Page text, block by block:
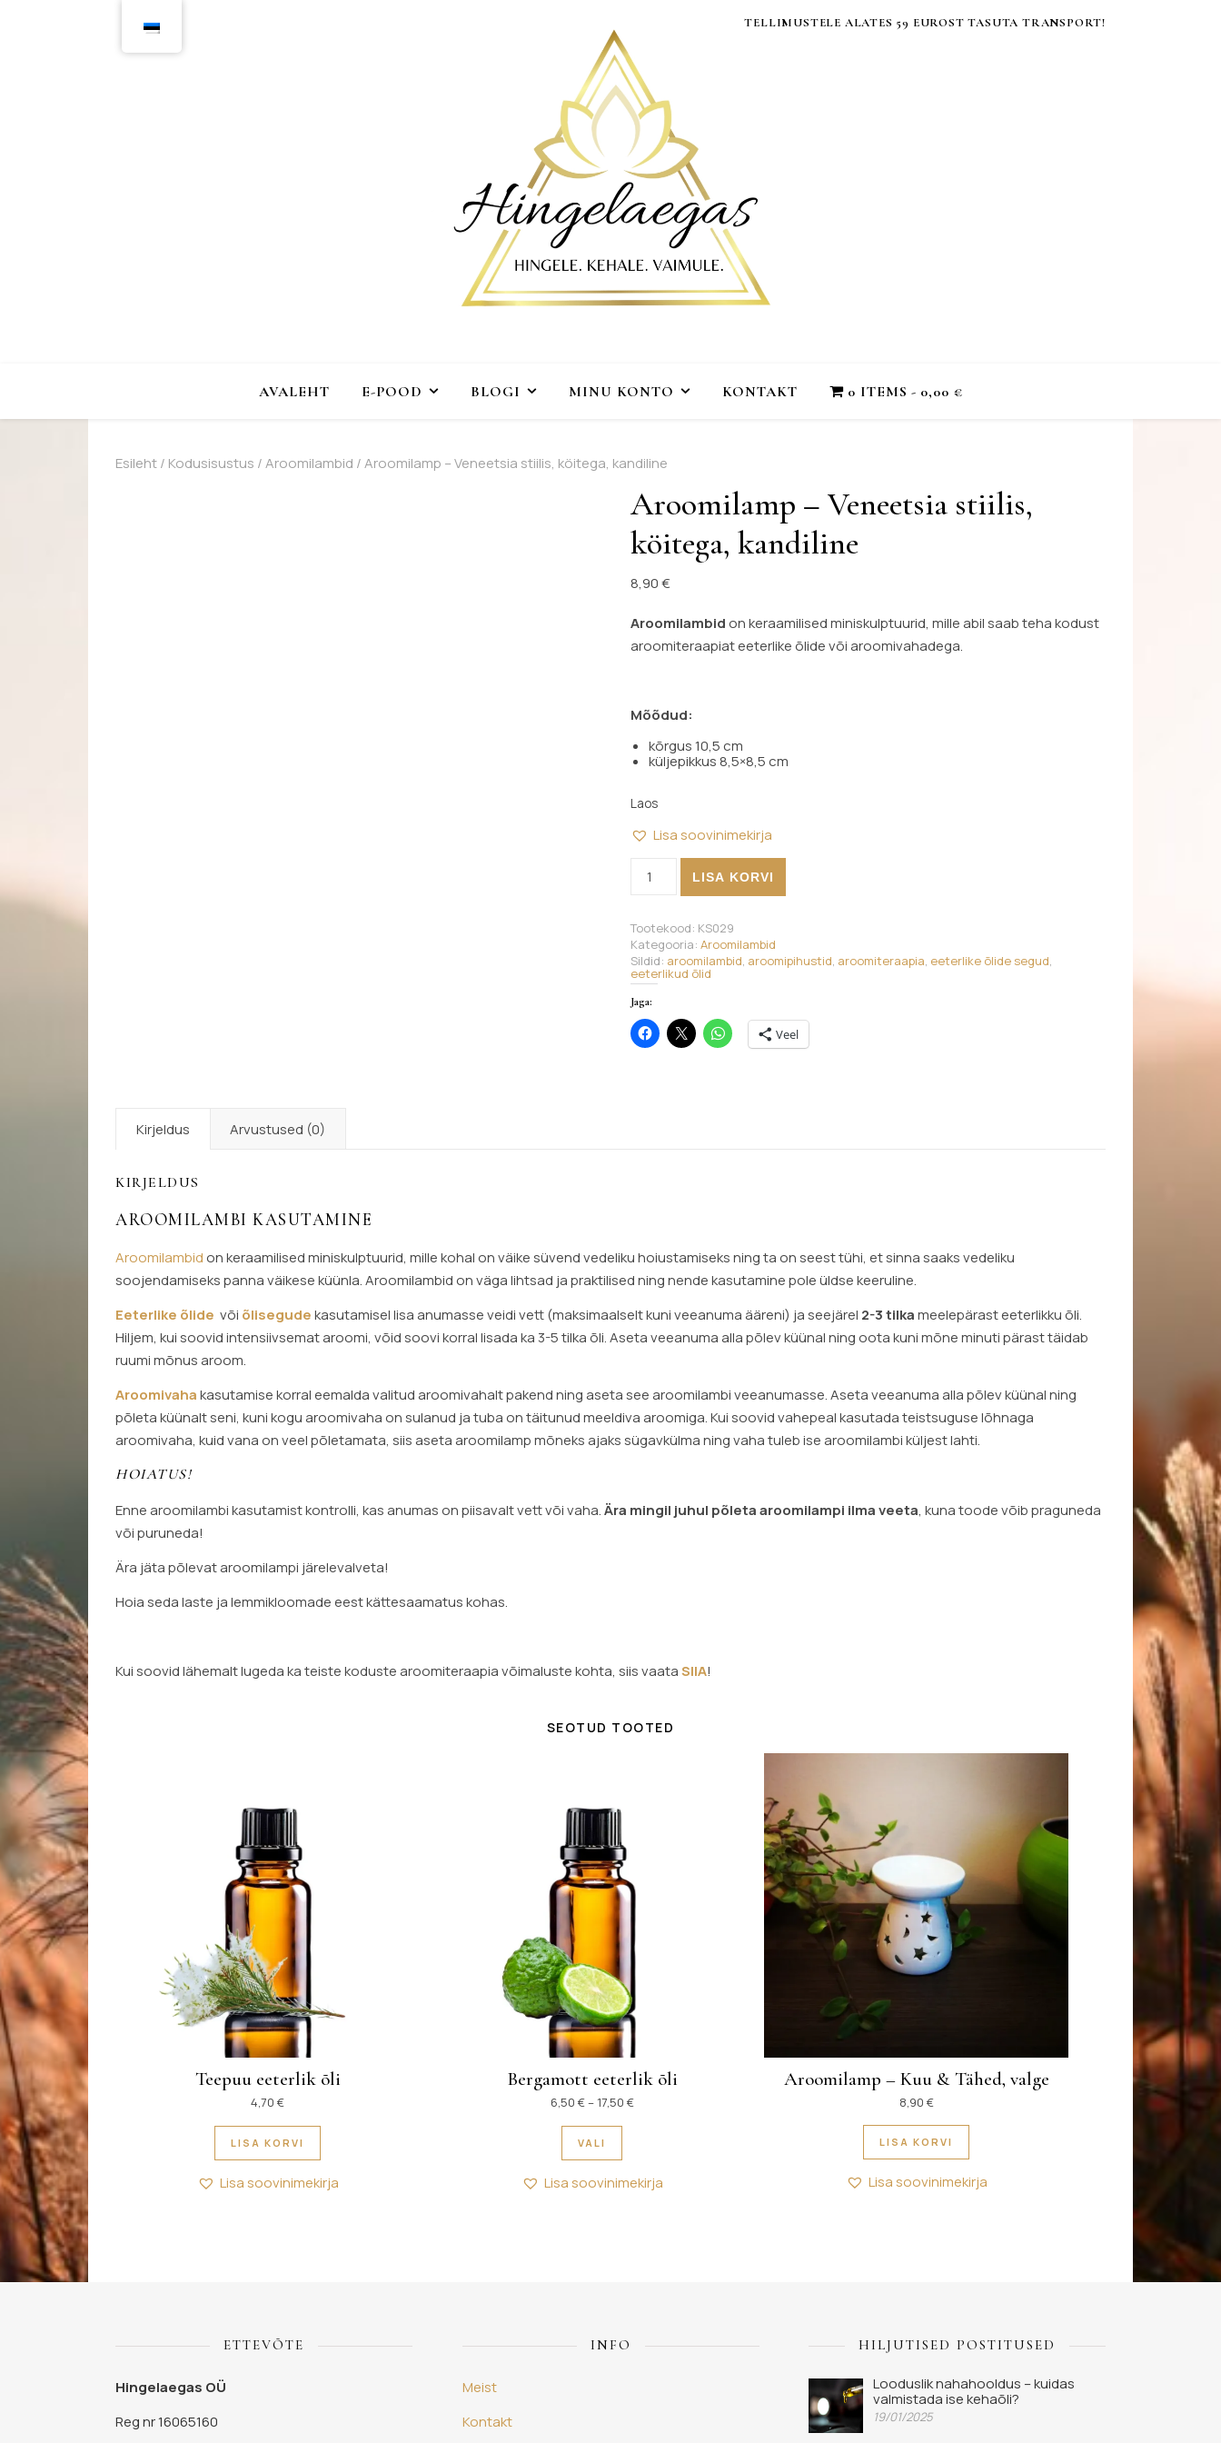
TELLIMUSTELE ALATES 59 EUROST TASUTA TRANSPORT!
AVALEHT E-POOD BLOGI MINU KONTO KONTAKT 0 ITEMS 0,00 €
Esileht/ Kodusisustus /Aroomilambid / Aroomilamp – Veneetsia stiilis, köitega, kandiline
Aroomilamp – Veneetsia stiilis,
köitega, kandiline
8,90€
Aroomilambid on keraamilised miniskulptuurid, mille abil saab teha kodust
aroomiteraapiat eeterlike õlide või aroomivahadega.
Mõõdud:
kõrgus 10,5 cm
küljepikkus 8,5×8,5 cm
Laos
Lisa soovinimekirja
LISA KORVI
Tootekood: KS029
Kategooria: Aroomilambid
Sildid: aroomilambid, aroomipihustid, aroomiteraapia, eeterlike õlide segud,
eeterlikud õlid
Jaga:
Veel
Kirjeldus Arvustused (0)
KIRJELDUS
AROOMILAMBI KASUTAMINE
Aroomilambid on keraamilised miniskulptuurid, mille kohal on väike süvend vedeliku hoiustamiseks ning ta on seest tühi, et sinna saaks vedeliku
soojendamiseks panna väikese küünla. Aroomilambid on väga lihtsad ja praktilised ning nende kasutamine pole üldse keeruline.
Eeterlike õlide või õlisegudekasutamisel lisa anumasse veidi vett (maksimaalselt kuni veeanuma ääreni) ja seejärel 2-3 tilkameelepärast eeterlikku õli.
Hiljem, kui soovid intensiivsemat aroomi, võid soovi korral lisada ka 3-5 tilka õli. Aseta veeanuma alla põlev küünal ning oota kuni mõne minuti pärast täidab
ruumi mõnus aroom.
Aroomivahakasutamise korral eemalda valitud aroomivahalt pakend ning aseta see aroomilambi veeanumasse. Aseta veeanuma alla põlev küünal ning
põleta küünalt seni, kuni kogu aroomivaha on sulanud ja tuba on täitunud meeldiva aroomiga. Kui soovid vahepeal kasutada teistsuguse lõhnaga
aroomivaha, kuid vana on veel põletamata, siis aseta aroomilamp mõneks ajaks sügavkülma ning vaha tuleb ise aroomilambi küljest lahti.
HOIATUS!
Enne aroomilambi kasutamist kontrolli, kas anumas on piisavalt vett või vaha.Ära mingil juhul põleta aroomilampi ilma veeta, kuna toode võib praguneda
või puruneda!
Ära jäta põlevat aroomilampi järelevalveta!
Hoia seda laste ja lemmikloomade eest kättesaamatus kohas.
Kui soovid lähemalt lugeda ka teiste koduste aroomiteraapia võimaluste kohta, siis vaataSIIA!
SEOTUD TOOTED
Teepuu eeterlik õli
4,70€
LISA KORVI
Lisa soovinimekirja
Bergamott eeterlik õli
6,50 €– 17,50 €Hinnavahemik: 6,50 € kuni 17,50 €
VALI
Sellel tootel on mitu varianti. Valikuid saab teha tootelehel.
Lisa soovinimekirja
Aroomilamp – Kuu & Tähed, valge
8,90 €
LISA KORVI
Lisa soovinimekirja
ETTEVÕTE
Hingelaegas OÜ
Reg nr 16065160
INFO
Meist
Kontakt
HILJUTISED POSTITUSED
Looduslik nahahooldus – kuidas
valmistada ise kehaõli?
19/01/2025